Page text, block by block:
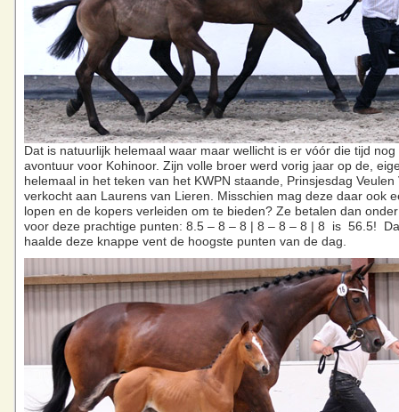
Dat is natuurlijk helemaal waar maar wellicht is er vóór die tijd
avontuur voor Kohinoor. Zijn volle broer werd vorig jaar op de,
helemaal in het teken van het KWPN staande, Prinsjesdag Veulen
verkocht aan Laurens van Lieren. Misschien mag deze daar ook
lopen en de kopers verleiden om te bieden? Ze betalen dan
voor deze prachtige punten: 8.5 – 8 – 8 | 8 – 8 – 8 | 8 is 56.5!
haalde deze knappe vent de hoogste punten van de dag.